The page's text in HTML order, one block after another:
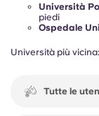
Università
piedi
Ospedale
Università più vicina:
Tutte le